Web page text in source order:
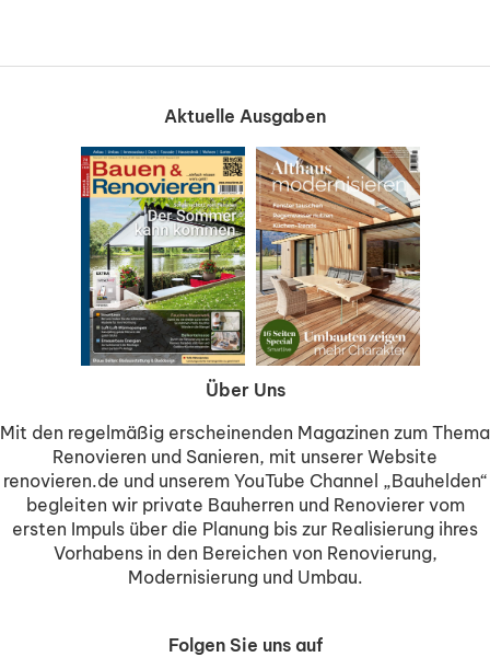
Aktuelle Ausgaben
Über Uns
Mit den regelmäßig erscheinenden Magazinen zum Thema
Renovieren und Sanieren, mit unserer Website
renovieren.de und unserem YouTube Channel „Bauhelden“
begleiten wir private Bauherren und Renovierer vom
ersten Impuls über die Planung bis zur Realisierung ihres
Vorhabens in den Bereichen von Renovierung,
Modernisierung und Umbau.
Folgen Sie uns auf